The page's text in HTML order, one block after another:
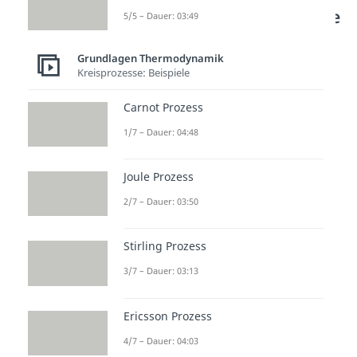
drei Untergleichgewichte
Das thermodynamische
Gleichgewicht umfasst alle diese
drei Unterpunkte und setzt
Zustandsvariablen, wie
So, nun kennst du die
verschiedenen
Thermodynamik und weißt wann
diese erreicht sind. Viel Erfolg.
5/5 – Dauer: 03:49
Grundlagen Thermodynamik
Kreisprozesse: Beispiele
Carnot Prozess
1/7 – Dauer: 04:48
Joule Prozess
2/7 – Dauer: 03:50
Stirling Prozess
3/7 – Dauer: 03:13
Ericsson Prozess
4/7 – Dauer: 04:03